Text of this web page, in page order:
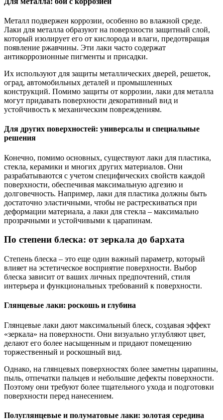
Металл подвержен коррозии, особенно во влажной среде.
Лаки для металла образуют на поверхности защитный слой,
который изолирует его от кислорода и влаги, предотвращая
появление ржавчины. Эти лаки часто содержат
антикоррозионные пигменты и присадки.
Их используют для защиты металлических дверей, решеток,
оград, автомобильных деталей и промышленных
конструкций. Помимо защиты от коррозии, лаки для металла
могут придавать поверхности декоративный вид и
устойчивость к механическим повреждениям.
Для других поверхностей: универсалы и специальные
решения
Конечно, помимо основных, существуют лаки для пластика,
стекла, керамики и многих других материалов. Они
разрабатываются с учетом специфических свойств каждой
поверхности, обеспечивая максимальную адгезию и
долговечность. Например, лаки для пластика должны быть
достаточно эластичными, чтобы не растрескиваться при
деформации материала, а лаки для стекла – максимально
прозрачными и устойчивыми к царапинам.
По степени блеска: от зеркала до бархата
Степень блеска – это еще один важный параметр, который
влияет на эстетическое восприятие поверхности. Выбор
блеска зависит от ваших личных предпочтений, стиля
интерьера и функциональных требований к поверхности.
Глянцевые лаки: роскошь и глубина
Глянцевые лаки дают максимальный блеск, создавая эффект
«зеркала» на поверхности. Они визуально углубляют цвет,
делают его более насыщенным и придают помещению
торжественный и роскошный вид.
Однако, на глянцевых поверхностях более заметны царапины,
пыль, отпечатки пальцев и небольшие дефекты поверхности.
Поэтому они требуют более тщательного ухода и подготовки
поверхности перед нанесением.
Полуглянцевые и полуматовые лаки: золотая середина